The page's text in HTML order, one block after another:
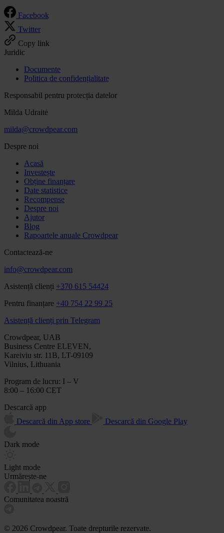
Facebook
Twitter
Copy link
Juridic
Documente
Politica de confidențialitate
Responsabil pentru protecția datelor
Milda Udraitė
milda@crowdpear.com
Despre noi
Acasă
Investește
Obține finanțare
Date statistice
Recompense
Despre noi
Ajutor
Blog
Rapoartele anuale Crowdpear
Contactează-ne
info@crowdpear.com
Asistență clienți +370 615 54424
Pentru finanțare +40 754 22 99 25
Asistență clienți prin Telegram
Crowdpear, UAB
Business Centre ELEVEN,
Kareiviu str. 11B, LT-09109
Vilnius, Lithuania
Program de lucru: I – V
8:00 – 16:00 CET
Descarcă app
Descarcă din App store
Descarcă din Google Play
Dark mode
Light mode
Urmărește-ne
Comunitatea noastră
© 2026 Crowdpear. Toate drepturile rezervate.